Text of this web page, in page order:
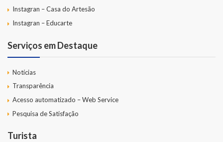
Instagran – Casa do Artesão
Instagran – Educarte
Serviços em Destaque
Notícias
Transparência
Acesso automatizado – Web Service
Pesquisa de Satisfação
Turista